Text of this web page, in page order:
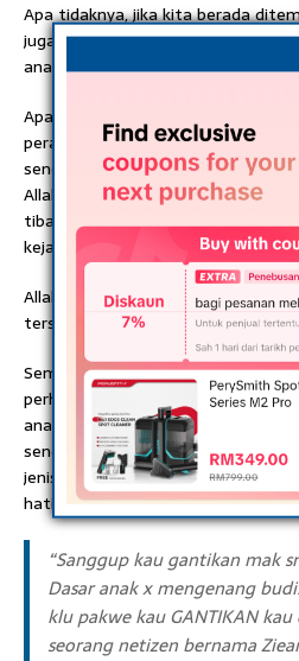
Apa tidaknya, jika kita berada
juga akan merasa betapa sedih
anak sanggup melakukan perkara
Apa lagi jika kita letak diri kita
perasaan kita sebagai ibu
sendiri, bagaimana mengenang
Allah supaya memberikan
tiba hari konvo, saat kita mahu
kejayaan anak, ini balasan yang kita
Allahu.. memang perit jika kita
tersebut.
Sementara itu perkongsian
perhatian ramai netizen. Rata-rata
anak makcik tersebut, biarpun
sendiri dapat rasai kesedihan
jenis sanggup tak hadir ke hari
hati ibu dan ayah mereka.
“Sanggup kau gantikan mak
Dasar anak x mengenang
klu pakwe kau GANTIKAN
seorang netizen bernama